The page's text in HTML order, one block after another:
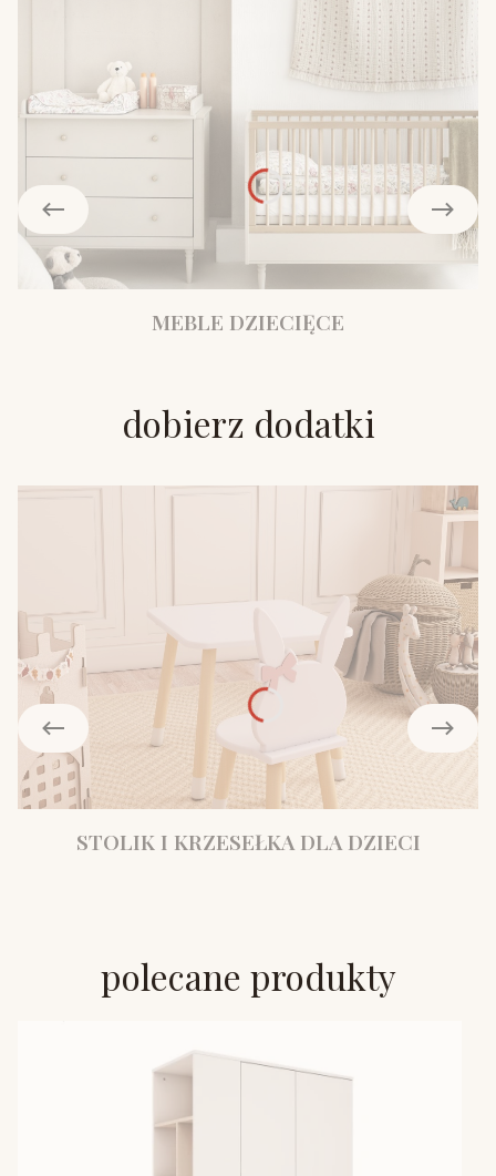
MEBLE DZIECIĘCE
dobierz dodatki
STOLIK I KRZESEŁKA DLA DZIECI
polecane produkty